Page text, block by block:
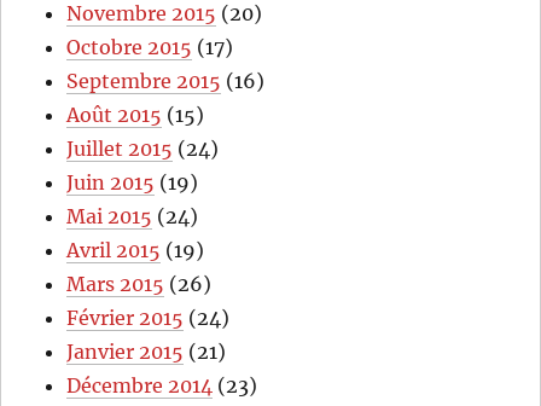
Novembre 2015 (20)
Octobre 2015 (17)
Septembre 2015 (16)
Août 2015 (15)
Juillet 2015 (24)
Juin 2015 (19)
Mai 2015 (24)
Avril 2015 (19)
Mars 2015 (26)
Février 2015 (24)
Janvier 2015 (21)
Décembre 2014 (23)